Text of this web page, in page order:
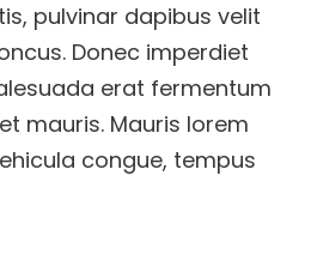
pulvinar dapibus velit
Donec imperdiet
erat fermentum
mauris. Mauris lorem
congue, tempus